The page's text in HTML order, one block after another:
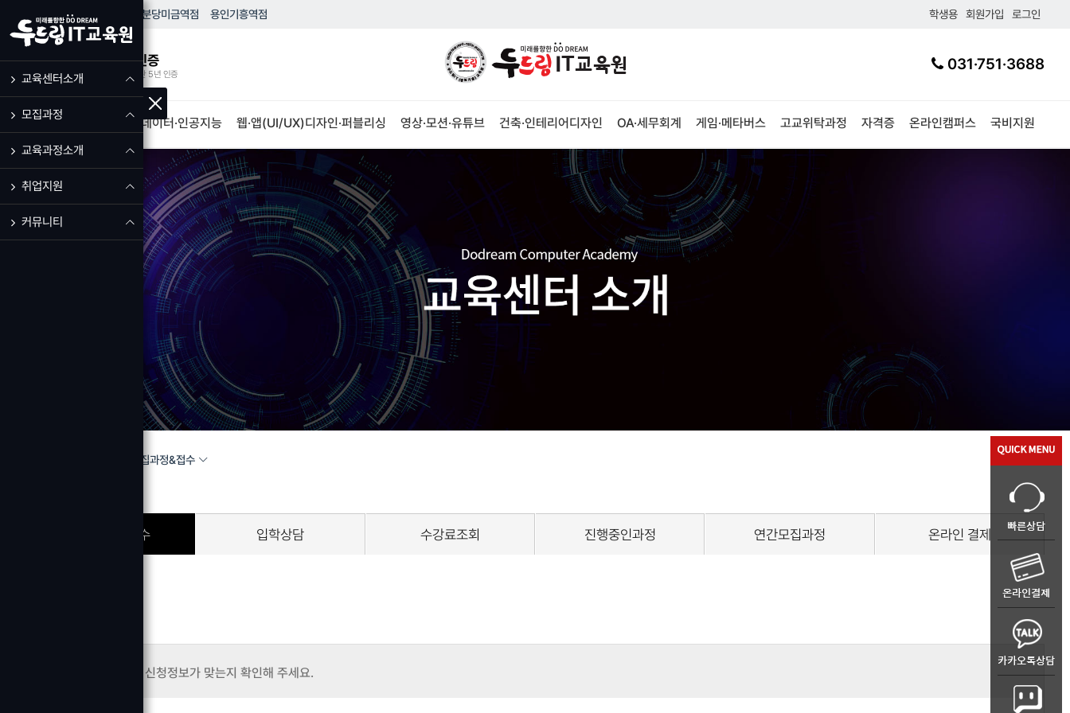
교육센터소개
모집과정
교육과정소개
취업지원
커뮤니티
HOME 분당미금역점 용인기흥역점 학생용 회원가입 로그인
우수훈련기관 인증
고용노동부 우수훈련기관 5년 인증
031·751·3688
IT·프로그램개발 빅데이터·인공지능 웹·앱(UI/UX)디자인·퍼블리싱 영상·모션·유튜브 건축·인테리어디자인 OA·세무회계 게임·메타버스 고교위탁과정 자격증 온라인캠퍼스 국비지원
모집과정&접수
모집과정&접수 입학상담 수강료조회 진행중인과정 연간모집과정 온라인 결제
신청정보가 맞는지 확인해 주세요.